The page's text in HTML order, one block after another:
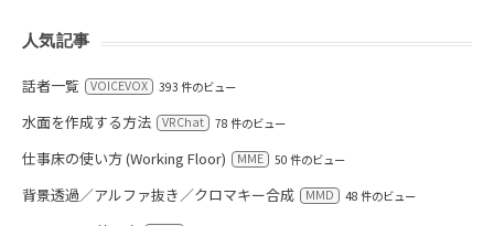
人気記事
話者一覧 VOICEVOX 393 件のビュー
水面を作成する方法 VRChat 78 件のビュー
仕事床の使い方 (Working Floor) MME 50 件のビュー
背景透過／アルファ抜き／クロマキー合成 MMD 48 件のビュー